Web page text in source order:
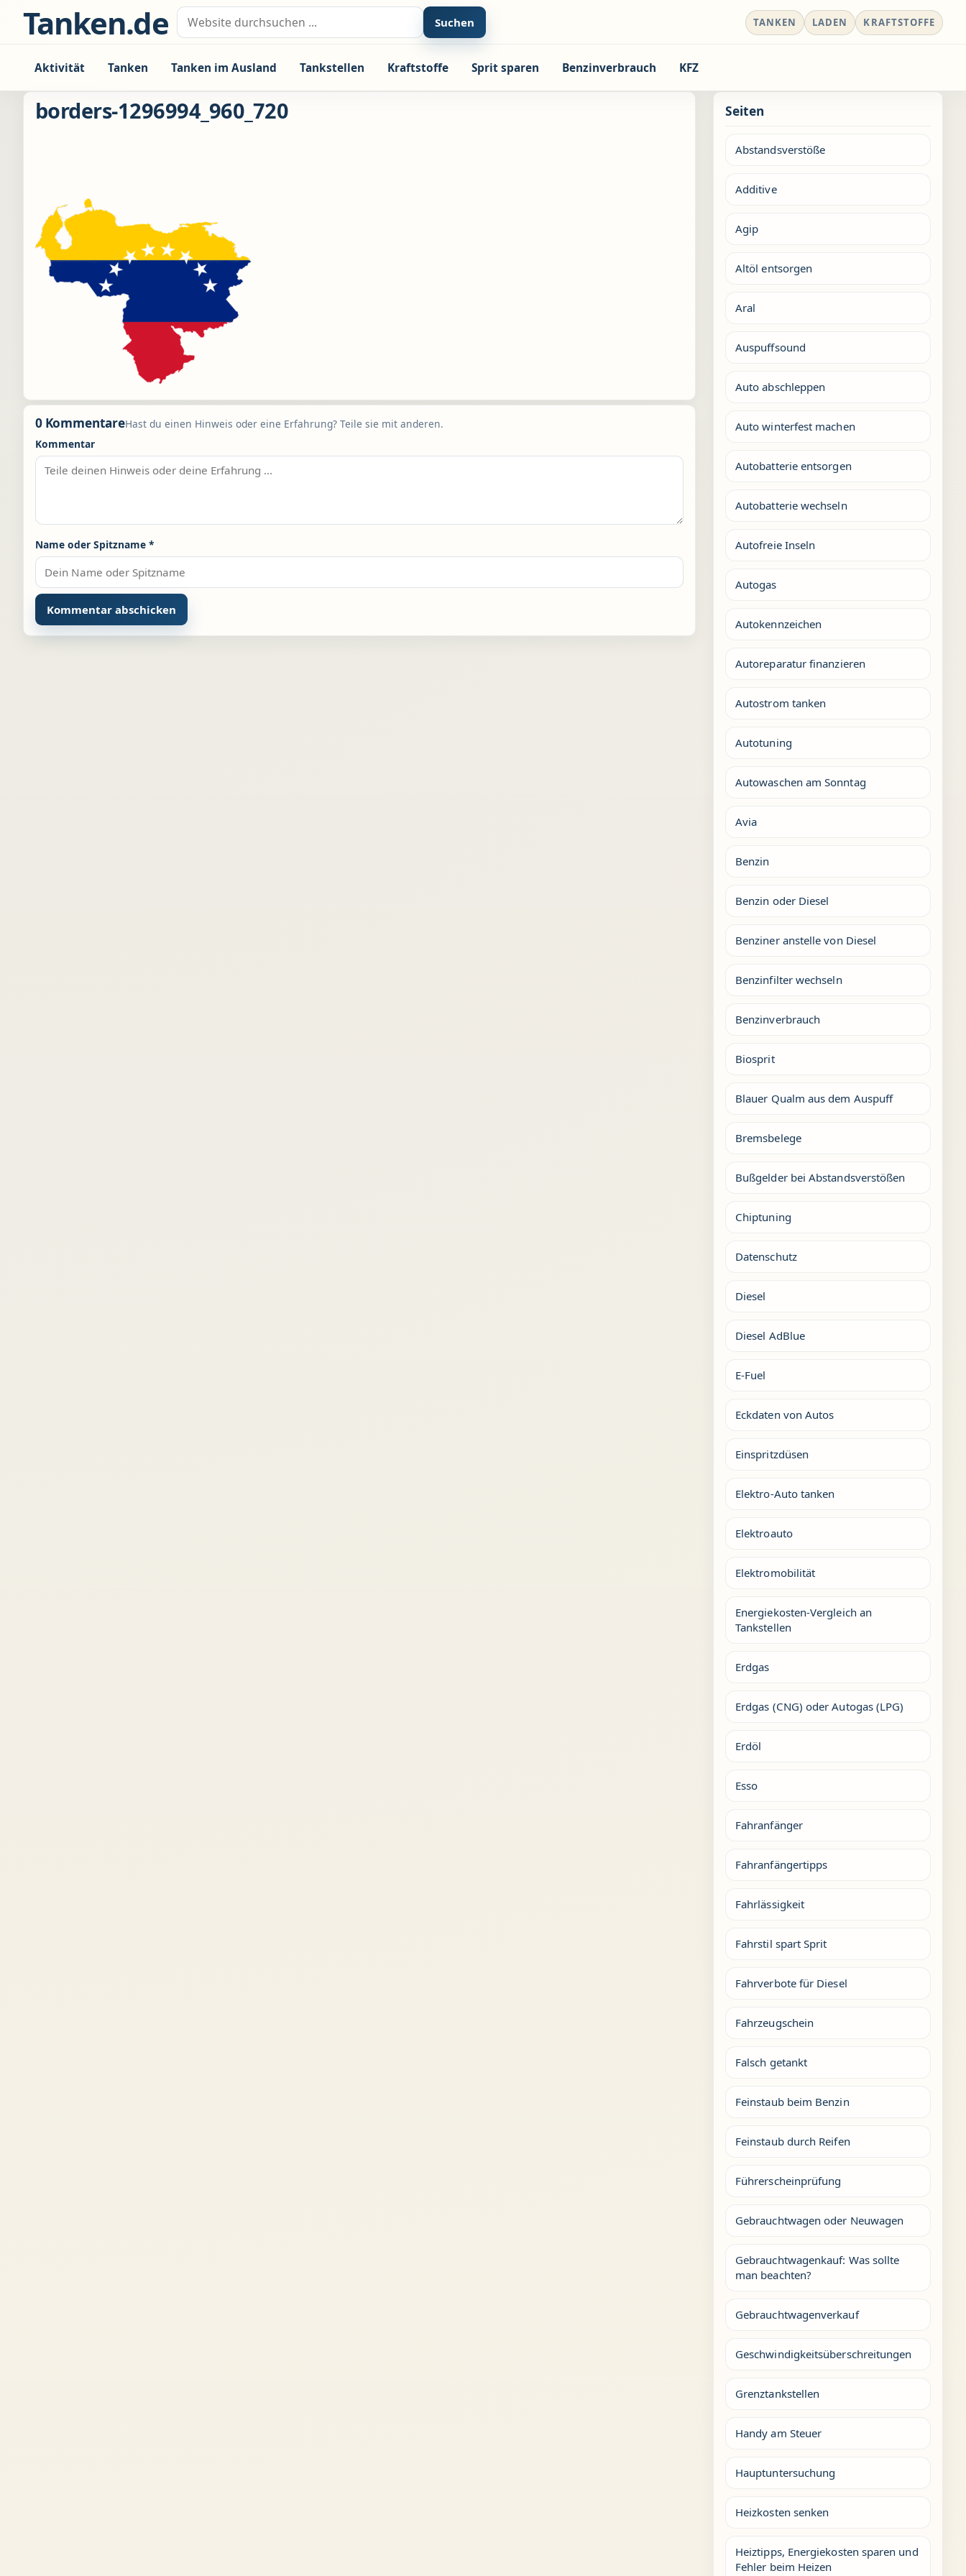
Zum Inhalt springen
Tanken.de Suche nach: Suchen TANKEN LADEN KRAFTSTOFFE
Aktivität Tanken Tanken im Ausland Tankstellen Kraftstoffe Sprit sparen Benzinverbrauch KFZ
borders-1296994_960_720
0 KommentareHast du einen Hinweis oder eine Erfahrung? Teile sie mit anderen.
Kommentar
Name oder Spitzname *
Seiten
Abstandsverstöße
Additive
Agip
Altöl entsorgen
Aral
Auspuffsound
Auto abschleppen
Auto winterfest machen
Autobatterie entsorgen
Autobatterie wechseln
Autofreie Inseln
Autogas
Autokennzeichen
Autoreparatur finanzieren
Autostrom tanken
Autotuning
Autowaschen am Sonntag
Avia
Benzin
Benzin oder Diesel
Benziner anstelle von Diesel
Benzinfilter wechseln
Benzinverbrauch
Biosprit
Blauer Qualm aus dem Auspuff
Bremsbelege
Bußgelder bei Abstandsverstößen
Chiptuning
Datenschutz
Diesel
Diesel AdBlue
E-Fuel
Eckdaten von Autos
Einspritzdüsen
Elektro-Auto tanken
Elektroauto
Elektromobilität
Energiekosten-Vergleich an
Tankstellen
Erdgas
Erdgas (CNG) oder Autogas (LPG)
Erdöl
Esso
Fahranfänger
Fahranfängertipps
Fahrlässigkeit
Fahrstil spart Sprit
Fahrverbote für Diesel
Fahrzeugschein
Falsch getankt
Feinstaub beim Benzin
Feinstaub durch Reifen
Führerscheinprüfung
Gebrauchtwagen oder Neuwagen
Gebrauchtwagenkauf: Was sollte
man beachten?
Gebrauchtwagenverkauf
Geschwindigkeitsüberschreitungen
Grenztankstellen
Handy am Steuer
Hauptuntersuchung
Heizkosten senken
Heiztipps, Energiekosten sparen und
Fehler beim Heizen